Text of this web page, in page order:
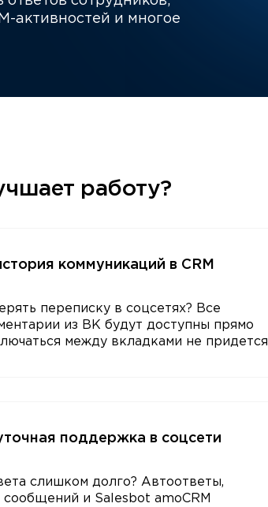
активностей и многое
работу?
коммуникаций в CRM
переписку в соцсетях? Все
из ВК будут доступны прямо
между вкладками не придется
поддержка в соцсети
слишком долго? Автоответы,
и Salesbot amoCRM